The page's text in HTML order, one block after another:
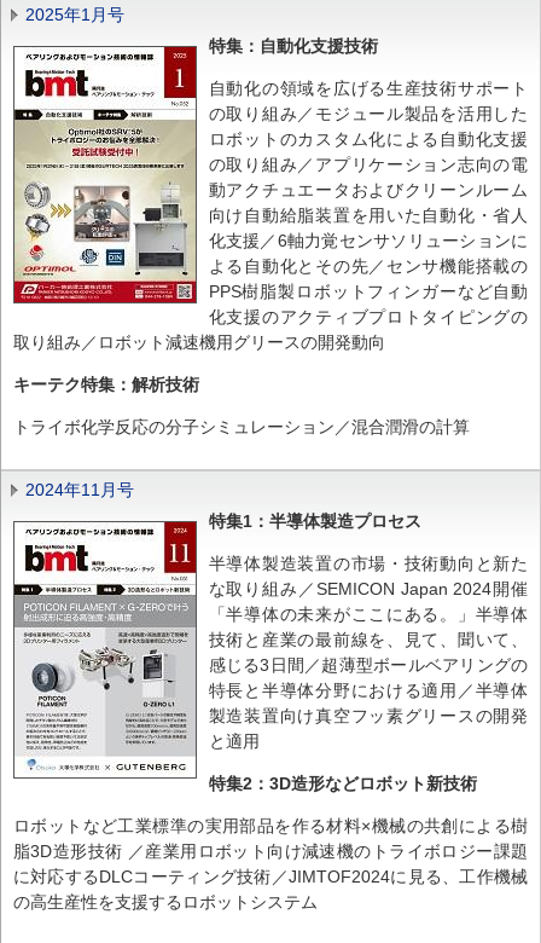
2025年1月号
特集：自動化支援技術
自動化の領域を広げる生産技術サポート
の取り組み／モジュール製品を活用した
ロボットのカスタム化による自動化支援
の取り組み／アプリケーション志向の電
動アクチュエータおよびクリーンルーム
向け自動給脂装置を用いた自動化・省人
化支援／6軸力覚センサソリューションに
よる自動化とその先／センサ機能搭載の
PPS樹脂製ロボットフィンガーなど自動
化支援のアクティブプロトタイピングの
取り組み／ロボット減速機用グリースの開発動向
キーテク特集：解析技術
トライボ化学反応の分子シミュレーション／混合潤滑の計算
2024年11月号
特集1：半導体製造プロセス
半導体製造装置の市場・技術動向と新た
な取り組み／SEMICON Japan 2024開催
「半導体の未来がここにある。」半導体
技術と産業の最前線を、見て、聞いて、
感じる3日間／超薄型ボールベアリングの
特長と半導体分野における適用／半導体
製造装置向け真空フッ素グリースの開発
と適用
特集2：3D造形などロボット新技術
ロボットなど工業標準の実用部品を作る材料×機械の共創による樹
脂3D造形技術 ／産業用ロボット向け減速機のトライボロジー課題
に対応するDLCコーティング技術／JIMTOF2024に見る、工作機械
の高生産性を支援するロボットシステム